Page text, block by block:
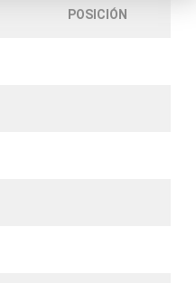
POSICIÓN